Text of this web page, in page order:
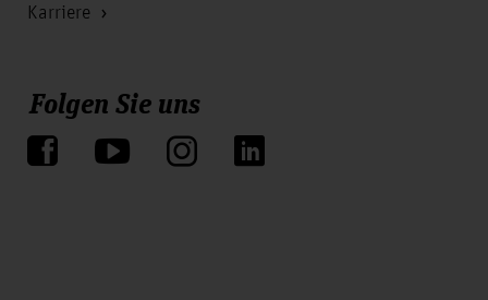
Karriere
Folgen Sie uns